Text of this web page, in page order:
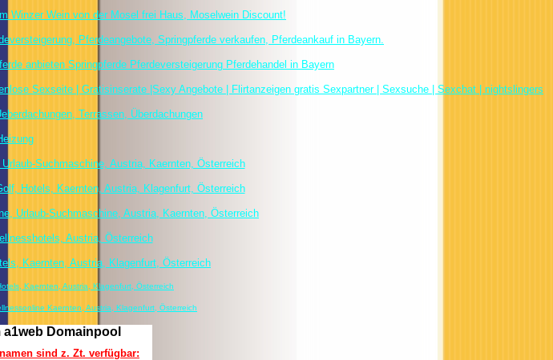
Winzer Wein von der Mosel frei Haus, Moselwein Discount!
Pferdeangebote, Springpferde verkaufen, Pferdeankauf in Bayern.
anbieten Springpferde Pferdeversteigerung Pferdehandel in Bayern
Sexseite | Gratisinserate |Sexy Angebote | Flirtanzeigen gratis Sexpartner | Sexsuche | Sexchat | nightslingers
Terrassen, Überdachungen
Suchmaschine, Austria, Kaernten, Österreich
Hotels, Kaernten, Austria, Klagenfurt, Österreich
Urlaub-Suchmaschine, Austria, Kaernten, Österreich
Austria, Österreich
Kaernten, Austria, Klagenfurt, Österreich
Kaernten, Austria, Klagenfurt, Österreich
Kaernten, Austria, Klagenfurt, Österreich
Domainpool
sind z. Zt. verfügbar: